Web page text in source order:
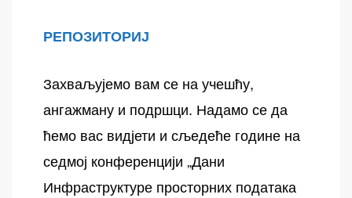
РЕПОЗИТОРИЈ
Захваљујемо вам се на учешћу,
ангажману и подршци. Надамо се да
ћемо вас видјети и сљедеће године на
седмој конференцији „Дани
Инфраструктуре просторних података